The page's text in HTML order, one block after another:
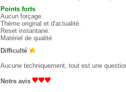
Points forts
Aucun forçage.
Thème original et d'actualité.
Reset instantané.
Matériel de qualité.
Difficulté
Aucune techniquement, tout est une
Notre avis